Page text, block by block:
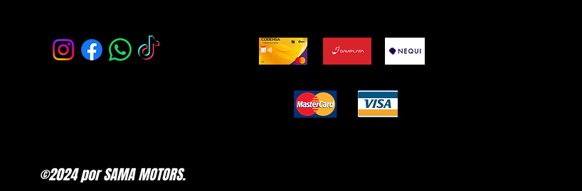
©2024 por SAMA MOTORS.